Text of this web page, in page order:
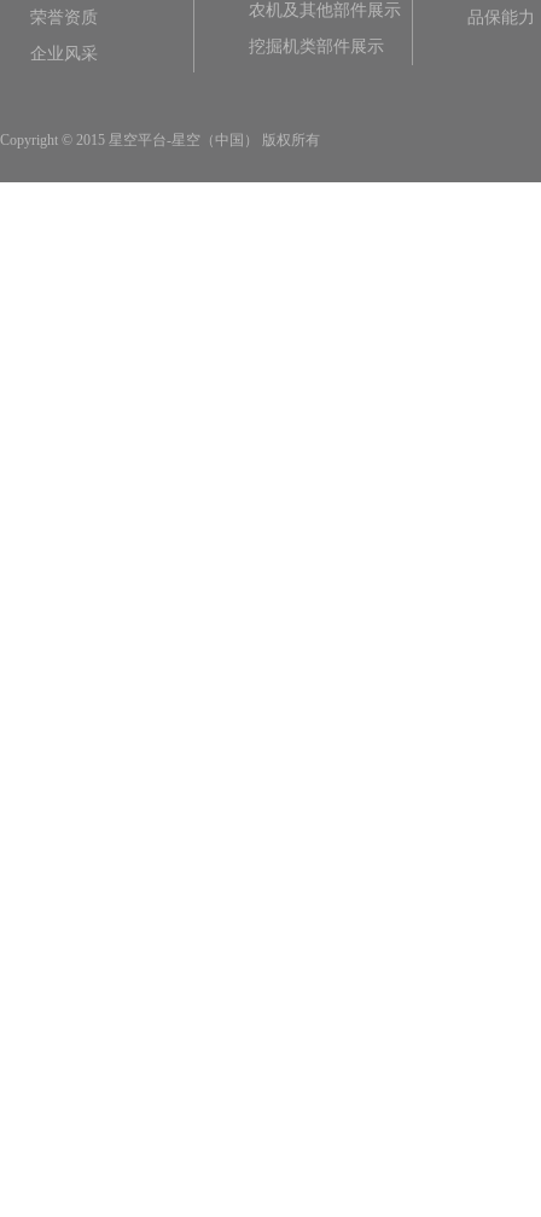
荣誉资质
企业风采
农机及其他部件展示
挖掘机类部件展示
品保能力
Copyright © 2015 星空平台-星空（中国） 版权所有